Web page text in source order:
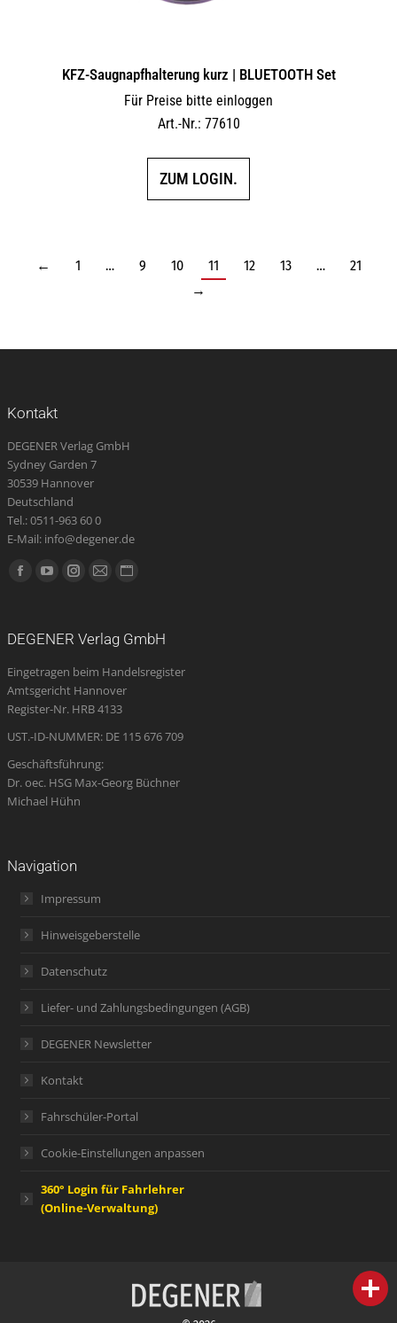
KFZ-Saugnapfhalterung kurz | BLUETOOTH Set
Für Preise bitte einloggen
Art.-Nr.: 77610
ZUM LOGIN.
← 1 … 9 10 11 12 13 …
21
→
Kontakt
DEGENER Verlag GmbH
Sydney Garden 7
30539 Hannover
Deutschland
Tel.: 0511-963 60 0
E-Mail: info@degener.de
Finden Sie uns auf:
Facebook
in
new
window
YouTube
in
new
window
Instagram
in
new
window
E-
opens
in
new
window
Website
in
new
DEGENER Verlag GmbH
Eingetragen beim Handelsregister
Amtsgericht Hannover
Register-Nr. HRB 4133
UST.-ID-NUMMER: DE 115 676 709
Geschäftsführung:
Dr. oec. HSG Max-Georg Büchner
Michael Hühn
Navigation
Impressum
Hinweisgeberstelle
Datenschutz
Liefer- und Zahlungsbedingungen (AGB)
DEGENER Newsletter
Kontakt
Fahrschüler-Portal
Cookie-Einstellungen anpassen
360° Login für Fahrlehrer
(Online-Verwaltung)
person IHR FACHBERATER